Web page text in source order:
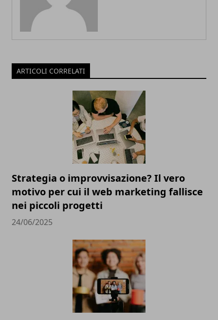
ARTICOLI CORRELATI
Strategia o improvvisazione? Il vero
motivo per cui il web marketing fallisce
nei piccoli progetti
24/06/2025